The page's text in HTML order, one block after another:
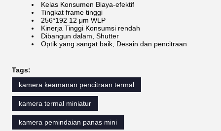
Kelas Konsumen Biaya-efektif
Tingkat frame tinggi
256*192 12 μm WLP
Kinerja Tinggi Konsumsi rendah
Dibangun dalam, Shutter
Optik yang sangat baik, Desain dan pencitraan
Tags:
kamera keamanan pencitraan termal
kamera termal miniatur
kamera pemindaian panas mini